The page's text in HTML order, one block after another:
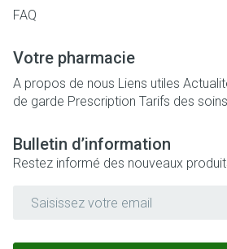
FAQ
Votre pharmacie
A propos de nous Liens utiles
de garde Prescription Tarifs des soins
Bulletin d’information
Restez informé des nouveaux